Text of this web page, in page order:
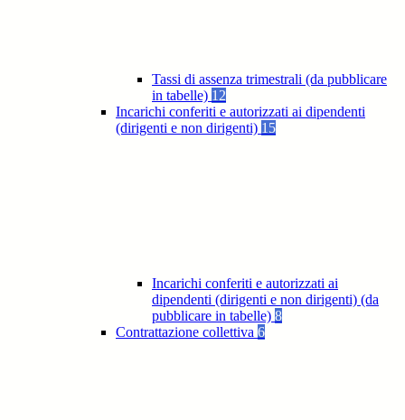
Tassi di assenza trimestrali (da pubblicare
in tabelle) 12
Incarichi conferiti e autorizzati ai dipendenti
(dirigenti e non dirigenti) 15
Incarichi conferiti e autorizzati ai
dipendenti (dirigenti e non dirigenti) (da
pubblicare in tabelle) 8
Contrattazione collettiva 6